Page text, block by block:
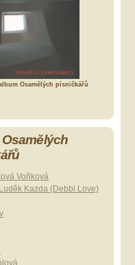
Osamělých písničkářů
Osamělých
Voňková
Kazda (Debbi Love)